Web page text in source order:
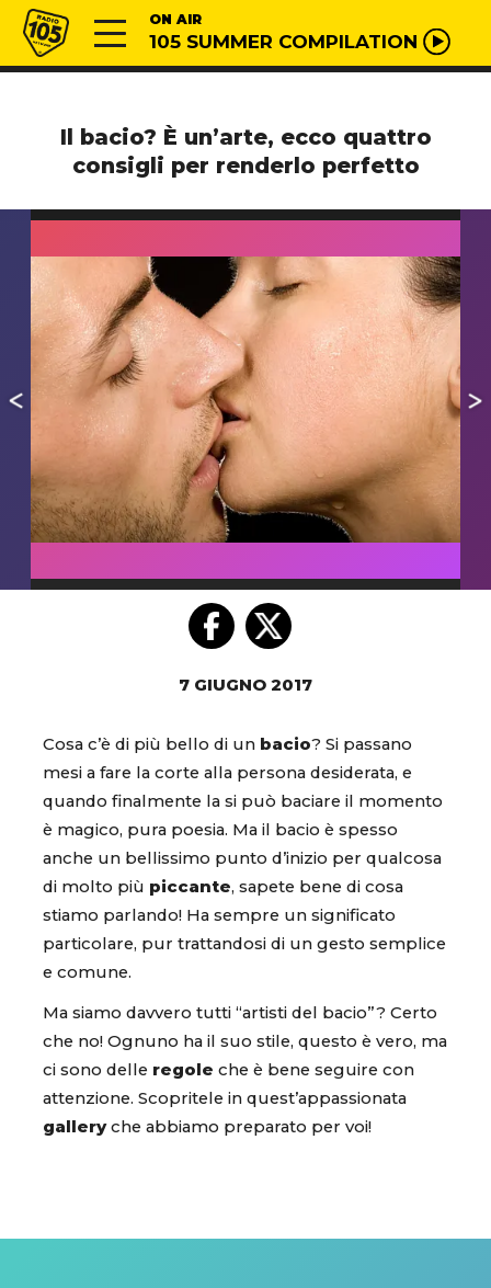
Vai al contenuto
Radio 105 ON AIR
105 SUMMER COMPILATION
Il bacio? È un’arte, ecco quattro
consigli per renderlo perfetto
7 GIUGNO 2017
Cosa c’è di più bello di un bacio? Si passano
mesi a fare la corte alla persona desiderata, e
quando finalmente la si può baciare il momento
è magico, pura poesia. Ma il bacio è spesso
anche un bellissimo punto d’inizio per qualcosa
di molto più piccante, sapete bene di cosa
stiamo parlando! Ha sempre un significato
particolare, pur trattandosi di un gesto semplice
e comune.
Ma siamo davvero tutti “artisti del bacio”? Certo
che no! Ognuno ha il suo stile, questo è vero, ma
ci sono delle regole che è bene seguire con
attenzione. Scopritele in quest’appassionata
galleryche abbiamo preparato per voi!